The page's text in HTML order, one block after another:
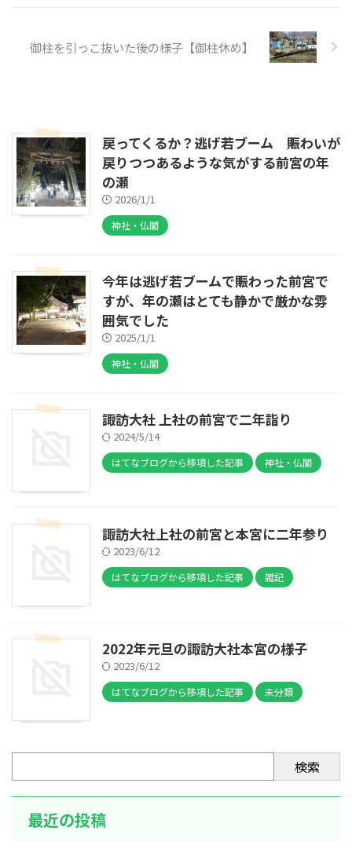
御柱を引っこ抜いた後の様子【御柱休め】
戻ってくるか？逃げ若ブーム 賑わいが
戻りつつあるような気がする前宮の年
の瀬
2026/1/1
神社・仏閣
今年は逃げ若ブームで賑わった前宮で
すが、年の瀬はとても静かで厳かな雰
囲気でした
2025/1/1
神社・仏閣
諏訪大社 上社の前宮で二年詣り
2024/5/14
はてなブログから移項した記事 神社・仏閣
諏訪大社上社の前宮と本宮に二年参り
2023/6/12
はてなブログから移項した記事 雑記
2022年元旦の諏訪大社本宮の様子
2023/6/12
はてなブログから移項した記事 未分類
検索
最近の投稿